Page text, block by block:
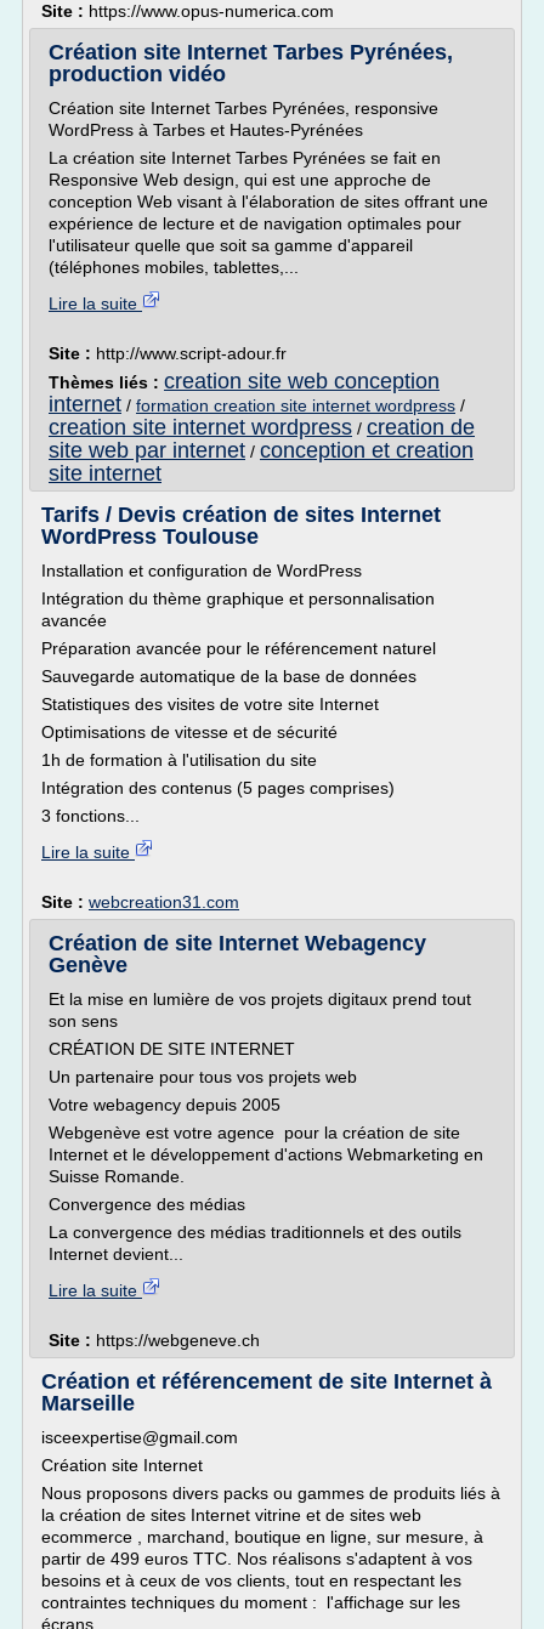
Site : https://www.opus-numerica.com
Création site Internet Tarbes Pyrénées,
production vidéo
Création site Internet Tarbes Pyrénées, responsive
WordPress à Tarbes et Hautes-Pyrénées
La création site Internet Tarbes Pyrénées se fait en
Responsive Web design, qui est une approche de
conception Web visant à l'élaboration de sites offrant une
expérience de lecture et de navigation optimales pour
l'utilisateur quelle que soit sa gamme d'appareil
(téléphones mobiles, tablettes,...
Lire la suite
Site : http://www.script-adour.fr
Thèmes liés : creation site web conception
internet / formation creation site internet wordpress /
creation site internet wordpress / creation de
site web par internet / conception et creation
site internet
Tarifs / Devis création de sites Internet
WordPress Toulouse
Installation et configuration de WordPress
Intégration du thème graphique et personnalisation
avancée
Préparation avancée pour le référencement naturel
Sauvegarde automatique de la base de données
Statistiques des visites de votre site Internet
Optimisations de vitesse et de sécurité
1h de formation à l'utilisation du site
Intégration des contenus (5 pages comprises)
3 fonctions...
Lire la suite
Site : webcreation31.com
Création de site Internet Webagency
Genève
Et la mise en lumière de vos projets digitaux prend tout
son sens
CRÉATION DE SITE INTERNET
Un partenaire pour tous vos projets web
Votre webagency depuis 2005
Webgenève est votre agence pour la création de site
Internet et le développement d'actions Webmarketing en
Suisse Romande.
Convergence des médias
La convergence des médias traditionnels et des outils
Internet devient...
Lire la suite
Site : https://webgeneve.ch
Création et référencement de site Internet à
Marseille
isceexpertise@gmail.com
Création site Internet
Nous proposons divers packs ou gammes de produits liés à
la création de sites Internet vitrine et de sites web
ecommerce , marchand, boutique en ligne, sur mesure, à
partir de 499 euros TTC. Nos réalisons s'adaptent à vos
besoins et à ceux de vos clients, tout en respectant les
contraintes techniques du moment : l'affichage sur les
écrans...